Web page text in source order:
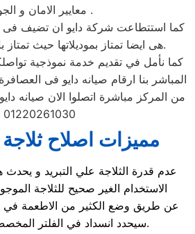
معايير الامان و الجودة .
كما استتطاعت شركة دايو ان تضيف فى
هى ايضا تمتاز بموديلاتها حيث تمتاز بالانسيابية والرفاهية.
كما نأمل في تقديم خدمة نموذجية
المباشر بنا ارقام صيانه دايو فى
من المركز مباشرة اتصلوا الان صيانه
01220261030
مميزات اصلاح ثلاجة
عدم قدرة الثلاجة علي التبريد و يحدث
الاستخدام الغير صحيح للثلاجة
عن طريق وضع الكثير من الاطعمة في
سيحدد انسداد في الفلتر المخصص للتهوية.